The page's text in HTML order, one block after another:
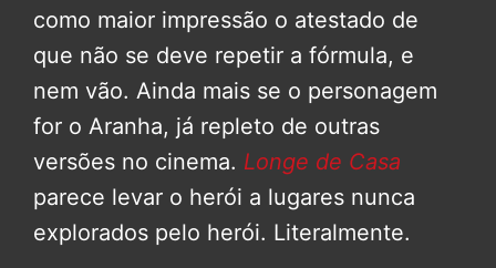
como maior impressão o atestado de
que não se deve repetir a fórmula, e
nem vão. Ainda mais se o personagem
for o Aranha, já repleto de outras
versões no cinema. Longe de Casa
parece levar o herói a lugares nunca
explorados pelo herói. Literalmente.